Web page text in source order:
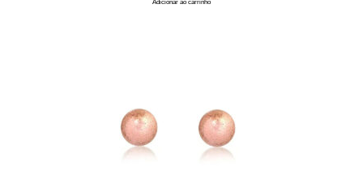
Adicionar ao carrinho